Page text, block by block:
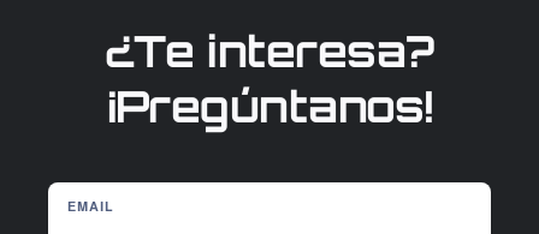
¿Te interesa?
¡Pregúntanos!
EMAIL